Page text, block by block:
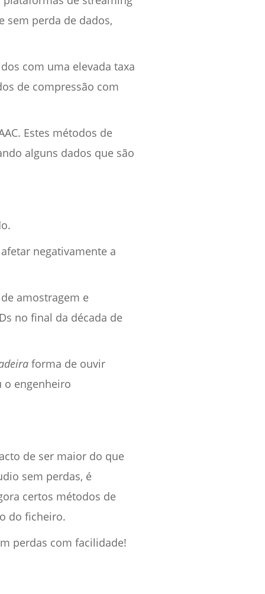
sem perda de dados,
com uma elevada taxa
de compressão com
Estes métodos de
alguns dados que são
negativamente a
amostragem e
no final da década de
forma de ouvir
o engenheiro
de ser maior do que
sem perdas, é
certos métodos de
do ficheiro.
perdas com facilidade!